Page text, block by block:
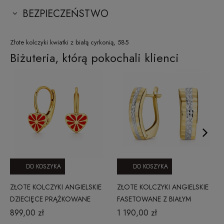
BEZPIECZEŃSTWO
Złote kolczyki kwiatki z białą cyrkonią, 585
Biżuteria, którą pokochali klienci
ZŁOTE KOLCZYKI ANGIELSKIE
DZIECIĘCE PRĄŻKOWANE
SERCA 290320254
899,00 zł
DO KOSZYKA
ZŁOTE KOLCZYKI ANGIELSKIE
FASETOWANE Z BIAŁYM
DIAMENTOWANYM PASKIEM 14
1 190,00 zł
DO KOSZYKA